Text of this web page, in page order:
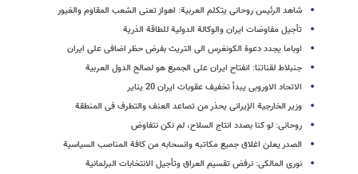
شاهد الرئیس روحانی یتکلم العربیة: اهواز تعنی الشعب المقاوم والغیور
تأجیل مفاوضات ایران والوکالة الدولیة للطاقة الذریة
اوباما یجدد دعوة الکونغرس الى التریث بفرض حظر اضافی على ایران
جنبلاط لقناتنا: انفتاح ایران على الجمیع هو لصالح الدول العربیة
الاتحاد الاوروبی یبدأ تخفیف عقوبات ایران 20 ینایر
وزیر الخارجیة الإیرانی یحذر من تصاعد العنف والتطرف فی المنطقة
روحانی: لو کنا بصدد انتاج السلاح، لم نکن نتفاوض
الصدر یعلن اغلاق جمیع مکاتبه وانسحابه من کافة المناصب السیاسیة
نوری المالکی: نرفض تقسیم العراق وتأجیل الانتخابات البرلمانیة